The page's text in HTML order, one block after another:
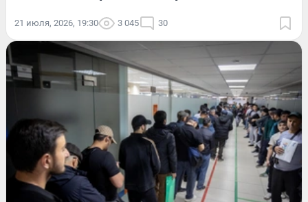
21 июля, 2026, 19:30 3 045 30